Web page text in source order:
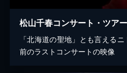
「北海道の聖地」とも言える
前のラストコンサートの映像